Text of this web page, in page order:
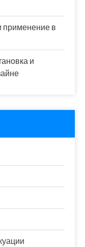
применение в
и